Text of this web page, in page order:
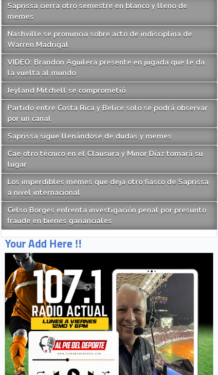
Saprissa cierra otro semestre en blanco y lleno de
memes
Nashville se pronuncia sobre acto de indisciplina de
Warren Madrigal
VIDEO: Brandon Aguilera presente en jugada que le da
la vuelta al mundo
Jeyland Mitchell se comprometió
Partido entre Costa Rica y Belice solo se podrá observar
por un canal
Saprissa sigue llenándose de dudas y memes
Cae otro técnico en el Clausura y Minor Díaz tomará su
lugar
Los imperdibles memes que deja otro fiasco de Saprissa
a nivel internacional
Celso Borges enfrenta investigación penal por presunto
fraude en bienes gananciales
Your Add Here !!